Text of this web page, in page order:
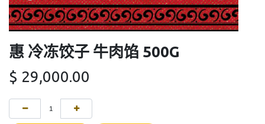
惠 冷冻饺子 牛肉馅 500G
$ 29,000.00